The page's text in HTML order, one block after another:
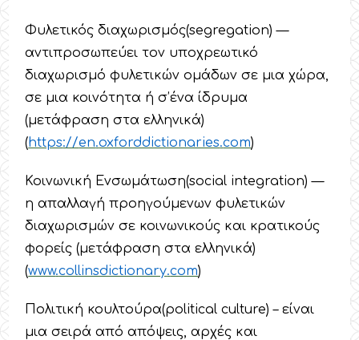
Φυλετικός διαχωρισμός(segregation) —
αντιπροσωπεύει τον υποχρεωτικό
διαχωρισμό φυλετικών ομάδων σε μια χώρα,
σε μια κοινότητα ή σ’ένα ίδρυμα
(μετάφραση στα ελληνικά)
(https://en.oxforddictionaries.com)
Κοινωνική Ενσωμάτωση(social integration) —
η απαλλαγή προηγούμενων φυλετικών
διαχωρισμών σε κοινωνικούς και κρατικούς
φορείς (μετάφραση στα ελληνικά)
(www.collinsdictionary.com)
Πολιτική κουλτούρα(political culture) – είναι
μια σειρά από απόψεις, αρχές και